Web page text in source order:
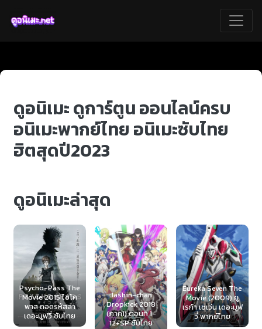
ดูอนิเมะ ดูการ์ตูน ออนไลน์ครบ
อนิเมะพากย์ไทย อนิเมะซับไทย
ฮิตสุดปี2023
ดูอนิเมะล่าสุด
Jashin-chan
Dropkick 2018
(ภาค1) ตอนที่ 1-
12+SP ซับไทย
Eureka Seven The
Movie (2009) ยู
เรก้า เซเว่น เดอะมูฟ
วี่ พากย์ไทย
Nekopara 2020
ตอนที่ OVA+EX ซับ
ไทย